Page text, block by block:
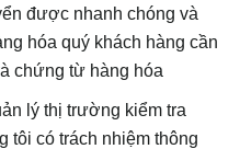
được nhanh chóng và
hóa quý khách hàng cần
chứng từ hàng hóa
lý thị trường kiểm tra
tôi có trách nhiệm thông